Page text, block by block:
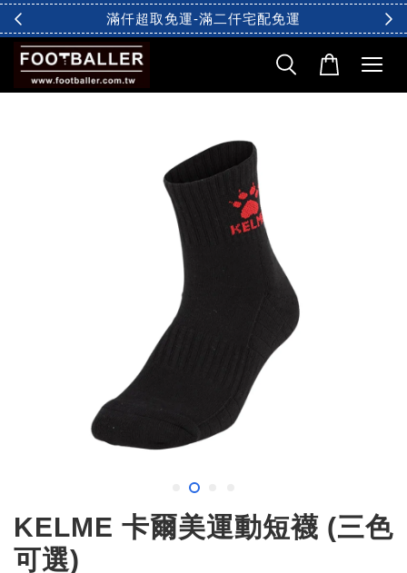
滿仟超取免運-滿二仟宅配免運
KELME 卡爾美運動短襪 (三色
可選)